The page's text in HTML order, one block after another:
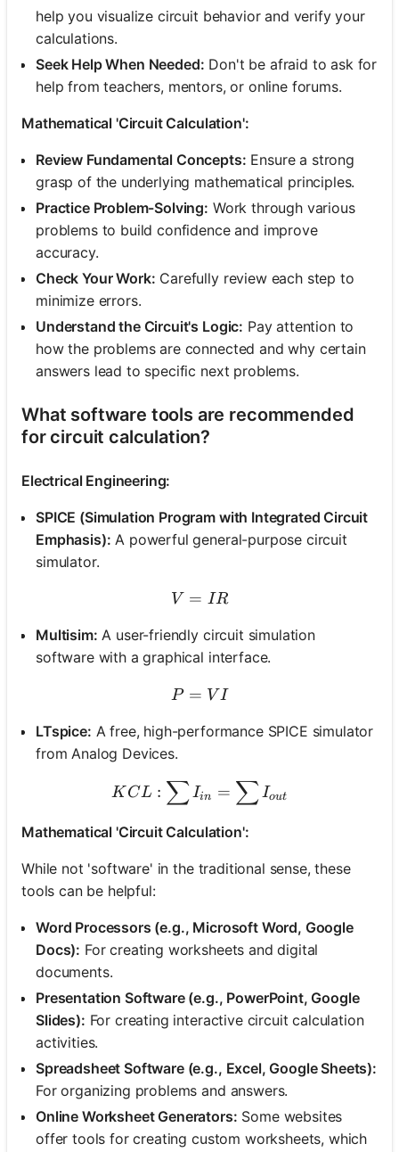
Prima
help you visualize circuit behavior and verify your
calculations.
Seek Help When Needed: Don't be afraid to ask for
help from teachers, mentors, or online forums.
Mathematical 'Circuit Calculation':
Review Fundamental Concepts: Ensure a strong
grasp of the underlying mathematical principles.
Practice Problem-Solving: Work through various
problems to build confidence and improve
accuracy.
Check Your Work: Carefully review each step to
minimize errors.
Understand the Circuit's Logic: Pay attention to
how the problems are connected and why certain
answers lead to specific next problems.
What software tools are recommended
for circuit calculation?
Electrical Engineering:
SPICE (Simulation Program with Integrated Circuit
Emphasis): A powerful general-purpose circuit
simulator.
V = IR
V = IR
Multisim: A user-friendly circuit simulation
software with a graphical interface.
P = VI
P = V I
LTspice: A free, high-performance SPICE simulator
from Analog Devices.
KCL: \sum I_{in} =
K CL : ∑Iin = ∑Iout
Mathematical 'Circuit Calculation':
While not 'software' in the traditional sense, these
tools can be helpful:
Word Processors (e.g., Microsoft Word, Google
Docs): For creating worksheets and digital
documents.
Presentation Software (e.g., PowerPoint, Google
Slides): For creating interactive circuit calculation
activities.
Spreadsheet Software (e.g., Excel, Google Sheets):
For organizing problems and answers.
Online Worksheet Generators: Some websites
offer tools for creating custom worksheets, which